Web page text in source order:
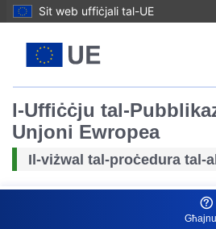
Sit web uffiċjali tal-UE
l-Uffiċċju tal-
Unjoni Ewropea
Il-viżwal tal-proċedura tal-